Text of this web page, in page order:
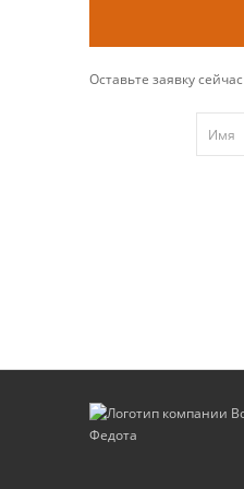
Оставьте заявку сейчас